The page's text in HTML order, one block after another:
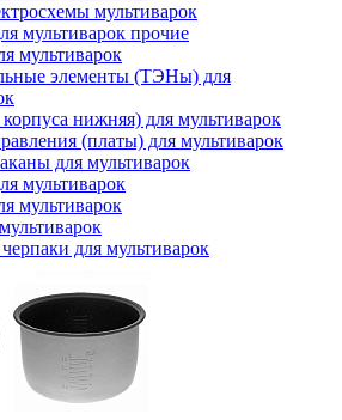
мультиварок
мультиварок прочие
мультиварок
элементы (ТЭНы) для
нижняя) для мультиварок
(платы) для мультиварок
для мультиварок
мультиварок
мультиварок
для мультиварок